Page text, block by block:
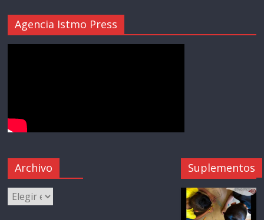
Agencia Istmo Press
Archivo Suplementos